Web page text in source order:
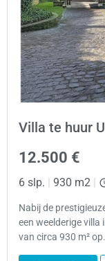
Villa te huur
12.500 €
6 slp. | 930 m2 |
Nabij de
een weelderige
van circa 930 m²